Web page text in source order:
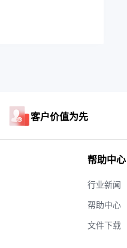
客户价值为先
帮助中心
行业新闻
帮助中心
文件下载